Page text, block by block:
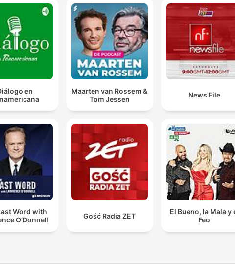
en
Maarten van Rossem &
Tom Jessen
News File
Word with
O’Donnell
Gość Radia ZET
El Bueno, la Mala y
Feo